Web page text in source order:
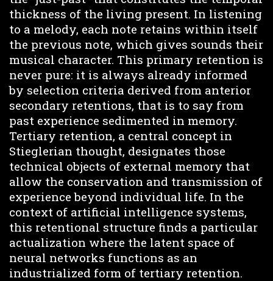
thickness of the living present. In listening
to a melody, each note retains within itself
the previous note, which gives sounds their
musical character. This primary retention is
never pure: it is always already informed
by selection criteria derived from anterior
secondary retentions, that is to say from
past experience sedimented in memory.
Tertiary retention, a central concept in
Stieglerian thought, designates those
technical objects of external memory that
allow the conservation and transmission of
experience beyond individual life. In the
context of artificial intelligence systems,
this retentional structure finds a particular
actualization where the latent space of
neural networks functions as an
industrialized form of tertiary retention.